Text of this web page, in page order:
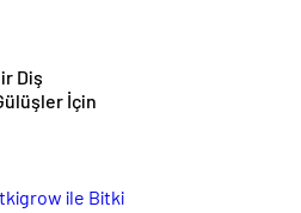
Diş
İçin